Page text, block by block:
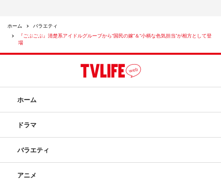
ホーム
バラエティ
『ごぶごぶ』清楚系アイドルグループから“国民の嫁”＆“小柄な色気担当”が相方として登
場
ホーム
ドラマ
バラエティ
アニメ